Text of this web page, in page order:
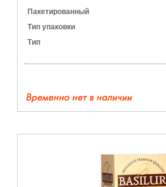
Пакетированный
Тип упаковки
Тип